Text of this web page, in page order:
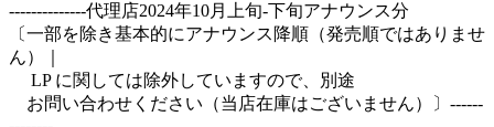
--------------代理店2024年10月上旬-下旬アナウンス分
〔一部を除き基本的にアナウンス降順（発売順ではありませ
ん）｜
LP に関しては除外していますので、別途
お問い合わせください（当店在庫はございません）〕------